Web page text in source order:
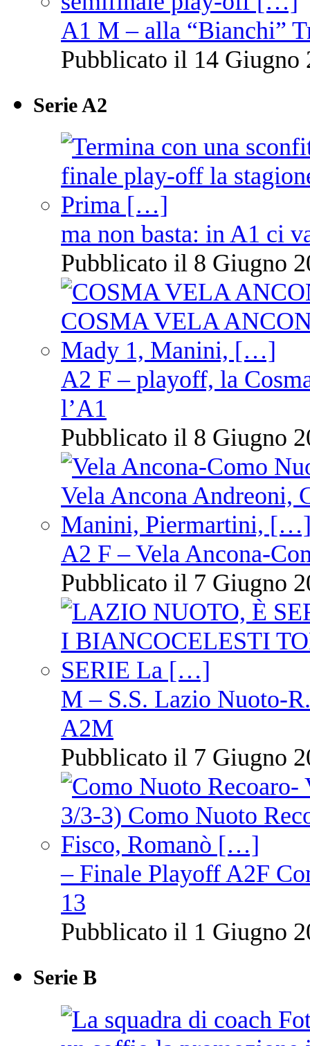
A1 M – alla “Bianchi”
Pubblicato il 14 Giugno
Serie A2
ma non basta: in A1 ci
Pubblicato il 8 Giugno
A2 F – playoff, la
l’A1
Pubblicato il 8 Giugno
A2 F – Vela Ancona-
Pubblicato il 7 Giugno
M – S.S. Lazio Nuoto-
A2M
Pubblicato il 7 Giugno
– Finale Playoff A2F
13
Pubblicato il 1 Giugno
Serie B